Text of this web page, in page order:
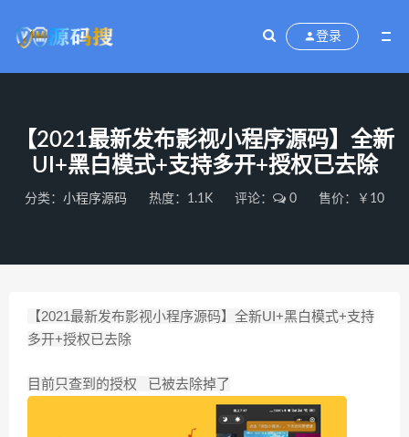
登录
【2021最新发布影视小程序源码】全新
UI+黑白模式+支持多开+授权已去除
分类： 小程序源码 热度：1.1K 评论： 0 售价：￥10
【2021最新发布影视小程序源码】全新UI+黑白模式+支持
多开+授权已去除
目前只查到的授权 已被去除掉了